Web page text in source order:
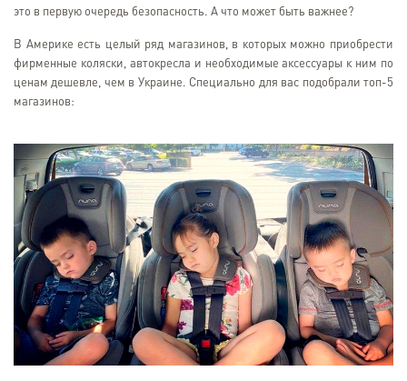
это в первую очередь безопасность. А что может быть важнее?
В Америке есть целый ряд магазинов, в которых можно приобрести
фирменные коляски, автокресла и необходимые аксессуары к ним по
ценам дешевле, чем в Украине. Специально для вас подобрали топ-5
магазинов: